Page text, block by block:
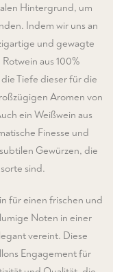
Hintergrund, um
Indem wir uns an
und gewagte
aus 100%
Tiefe dieser für die
Aromen von
ein Weißwein aus
Finesse und
Gewürzen, die
sind.
für einen frischen und
Noten in einer
vereint. Diese
Engagement für